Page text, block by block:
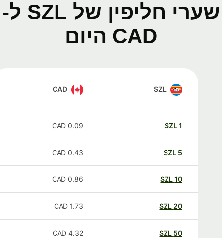
שערי חליפין של SZL ל-
CAD היום
SZL
CAD
SZL
0.09
CAD
SZL
0.43
CAD
SZL
0.86
CAD
20
SZL
1.73
CAD
50
SZL
4.32
CAD